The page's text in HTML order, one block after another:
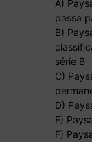
A)
passa
B)
série B
C)
D)
E)
F)